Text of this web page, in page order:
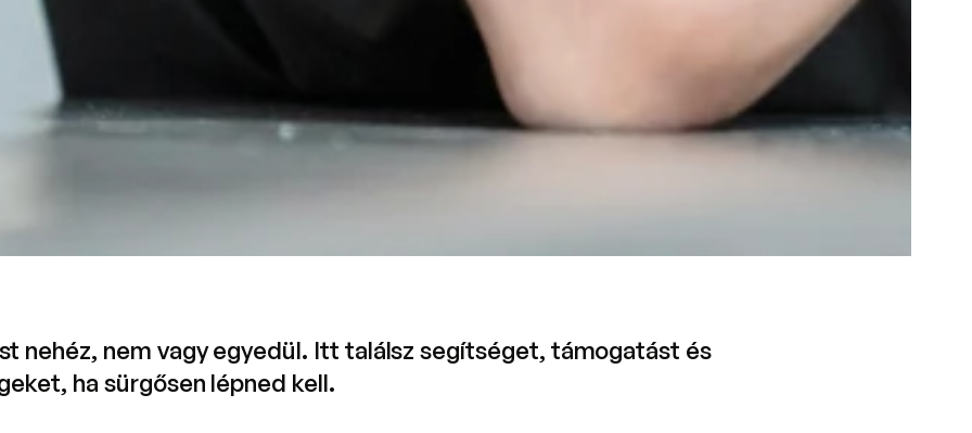
nehéz, nem vagy egyedül. Itt találsz segítséget, támogatást és
ha sürgősen lépned kell.